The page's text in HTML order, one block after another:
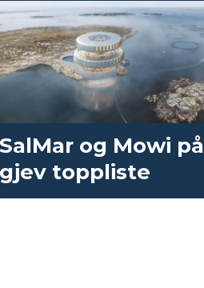
SalMar og Mowi på
gjev toppliste